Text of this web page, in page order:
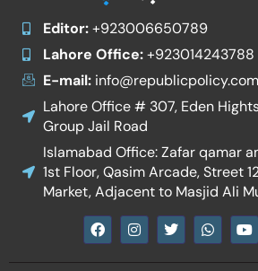
Editor:+923006650789
Lahore Office:+923014243788
E-mail:info@republicpolicy.com
Lahore Office # 307, Eden
Group Jail Road
Islamabad Office: Zafar qamar
1st Floor, Qasim Arcade, Street
Market, Adjacent to Masjid Ali
F
a
e
I
n
t
T
w
t
W
h
t
Y
o
t